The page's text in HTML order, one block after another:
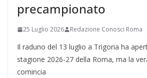
precampionato
25 Luglio 2026 Redazione Conosci Roma
Il raduno del 13 luglio a Trigoria ha
stagione 2026-27 della Roma, ma la
comincia